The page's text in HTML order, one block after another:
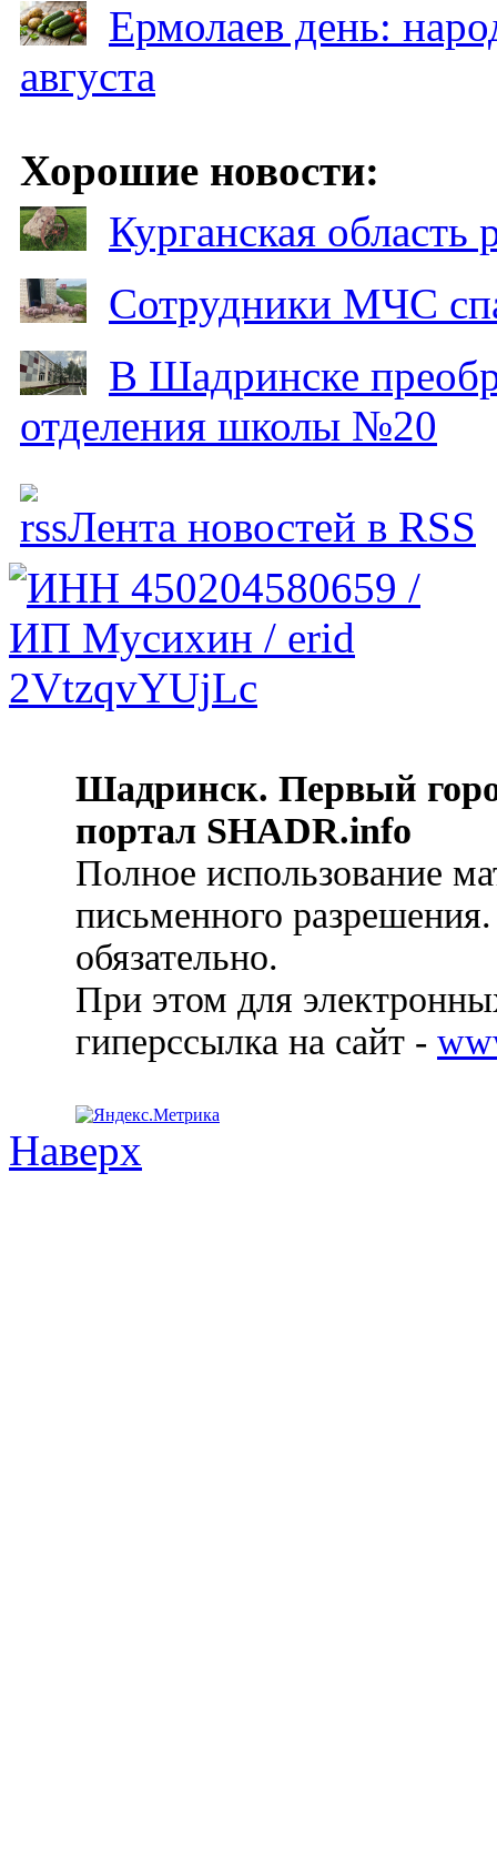
Ермолаев день:
августа
Хорошие новости:
Курганская
Сотрудники МЧС
В Шадринске
отделения школы №20
Лента новостей в RSS
Шадринск. Первый
портал SHADR.info
Полное использование
письменного
обязательно.
При этом для
гиперссылка на сайт -
Наверх